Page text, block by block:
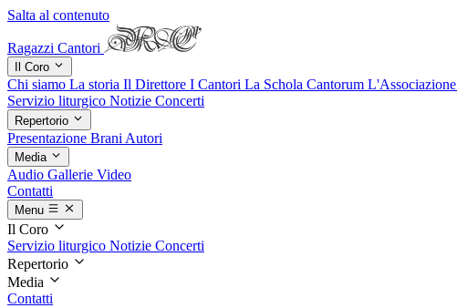
Salta al contenuto
Ragazzi Cantori
Il Coro
Chi siamo La storia Il Direttore I Cantori La Schola Cantorum L'Associazione
Servizio liturgico Notizie Concerti
Repertorio
Presentazione Brani Autori
Media
Audio Gallerie Video
Contatti
Menu
Il Coro
Servizio liturgico Notizie Concerti
Repertorio
Media
Contatti